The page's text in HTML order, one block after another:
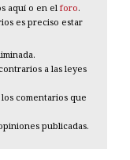
aquí o en el foro.
es preciso estar
a las leyes
comentarios que
publicadas.